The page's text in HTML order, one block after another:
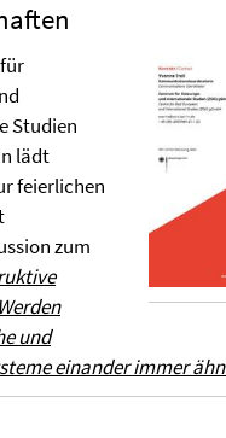
Studien
lädt
feierlichen
zum
und
einander immer